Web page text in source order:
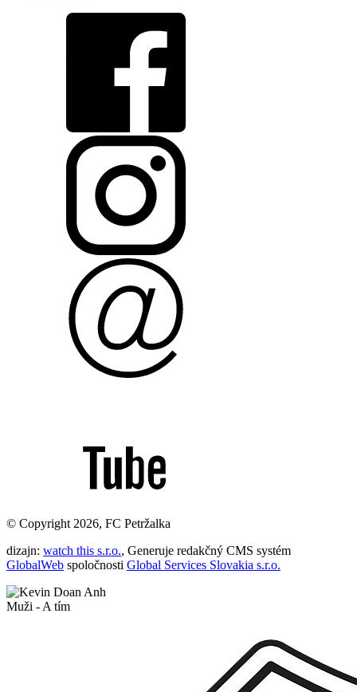
© Copyright 2026, FC Petržalka
dizajn: watch this s.r.o., Generuje redakčný CMS systém
GlobalWeb spoločnosti Global Services Slovakia s.r.o.
Muži - A tím